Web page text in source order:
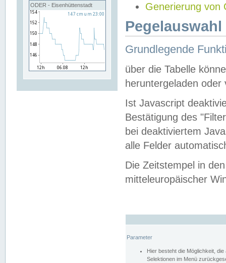
ODER - Eisenhüttenstadt
Generierung von
Grundlegende
über die Tabelle
heruntergeladen oder
Ist Javascript
Bestätigung des
bei deaktiviertem
alle Felder
Die Zeitstempel in
mitteleuropäischer
Parameter
Hier besteht die Möglichkeit,
Selektionen im Menü